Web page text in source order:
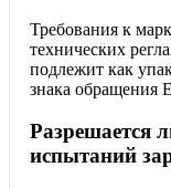
Требования к
технических
подлежит как
знака обращения
Разрешается
испытаний